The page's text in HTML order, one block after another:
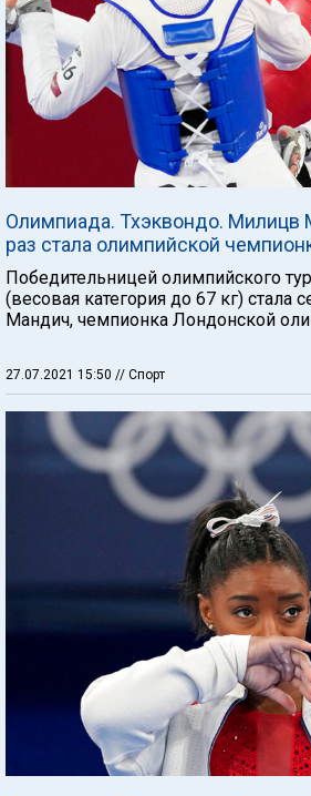
Олимпиада. Тхэквондо. Милицв
раз стала олимпийской
Победительницей олимпийского
(весовая категория до 67 кг) стала
Мандич, чемпионка Лондонской
27.07.2021 15:50 // Спорт